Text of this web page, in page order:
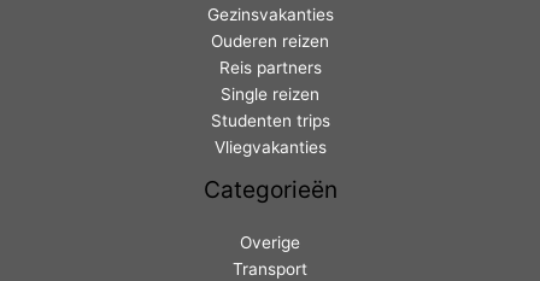
Gezinsvakanties
Ouderen reizen
Reis partners
Single reizen
Studenten trips
Vliegvakanties
Categorieën
Overige
Transport